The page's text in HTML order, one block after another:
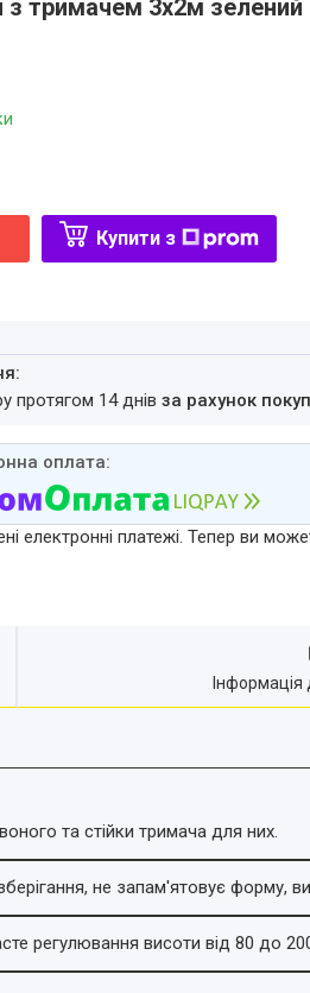
тримачем 3x2м зелений
Купити з
протягом 14 днів за рахунок
електронні платежі. Тепер ви
та стійки тримача для них.
не запам'ятовує форму,
регулювання висоти від 80 до